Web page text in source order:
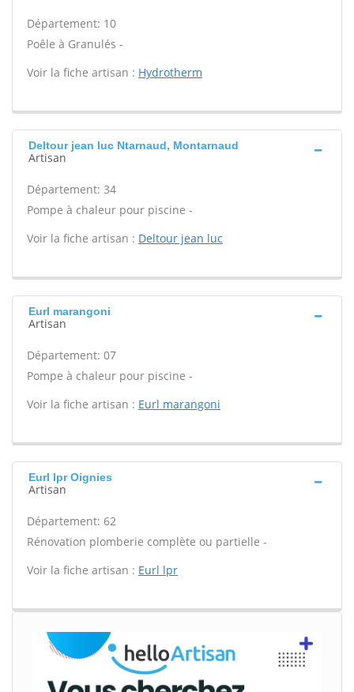
Département: 10
Poêle à Granulés -
Voir la fiche artisan : Hydrotherm
Deltour jean luc Ntarnaud, Montarnaud
Artisan
Département: 34
Pompe à chaleur pour piscine -
Voir la fiche artisan : Deltour jean luc
Eurl marangoni
Artisan
Département: 07
Pompe à chaleur pour piscine -
Voir la fiche artisan : Eurl marangoni
Eurl lpr Oignies
Artisan
Département: 62
Rénovation plomberie complète ou partielle -
Voir la fiche artisan : Eurl lpr